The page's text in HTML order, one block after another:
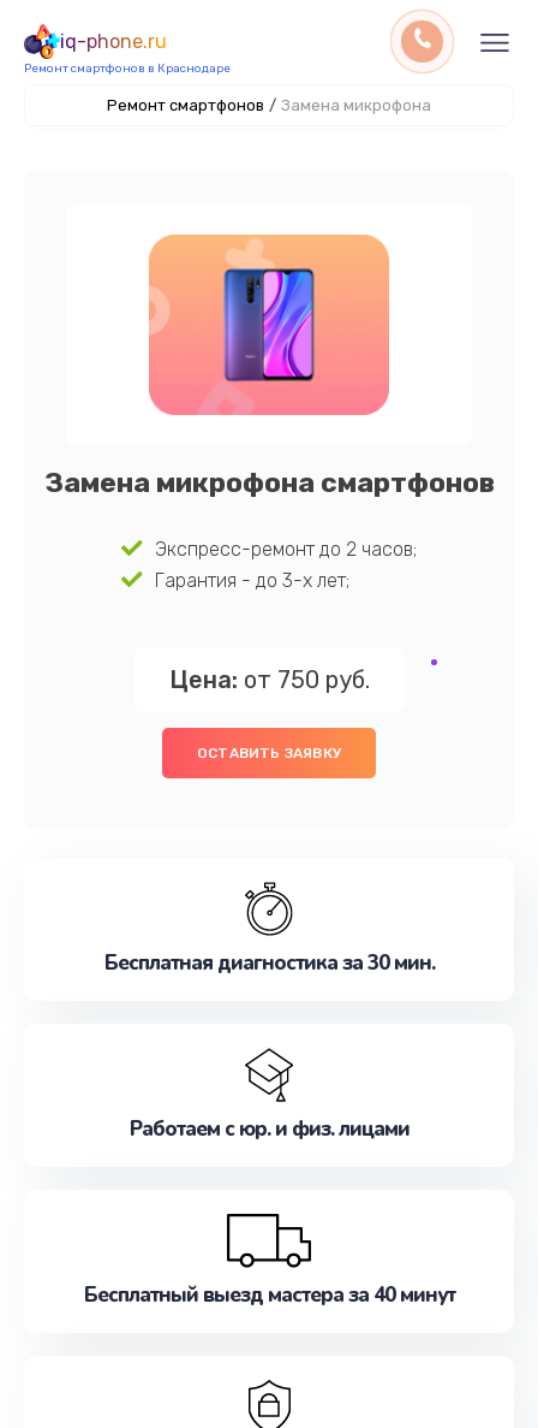
iq-phone.ru
Ремонт смартфонов в Краснодаре
Ремонт смартфонов / Замена микрофона
Замена микрофона смартфонов
Экспресс-ремонт до 2 часов;
Гарантия - до 3-х лет;
Цена: от 750 руб.
ОСТАВИТЬ ЗАЯВКУ
Бесплатная диагностика за 30 мин.
Работаем с юр. и физ. лицами
Бесплатный выезд мастера за 40 минут